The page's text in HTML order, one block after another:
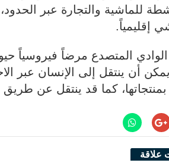
للماشية والتجارة عبر
إقليمياً.
المتصدع مرضاً فيروسياً
أن ينتقل إلى الإنسان عبر
بمنتجاتها، كما قد ينتقل عن
علاقة